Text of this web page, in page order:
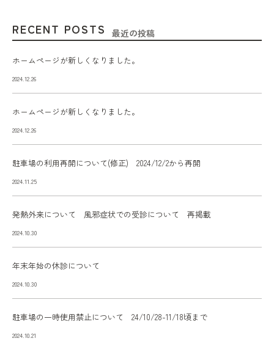
RECENT POSTS 最近の投稿
ホームページが新しくなりました。
2024.12.26
ホームページが新しくなりました。
2024.12.26
駐車場の利用再開について(修正) 2024/12/2から再開
2024.11.25
発熱外来について 風邪症状での受診について 再掲載
2024.10.30
年末年始の休診について
2024.10.30
駐車場の一時使用禁止について 24/10/28-11/18頃まで
2024.10.21